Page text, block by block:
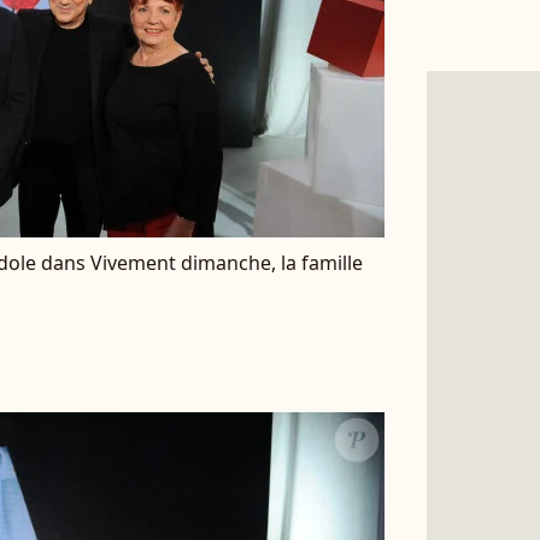
dans Vivement dimanche, la famille